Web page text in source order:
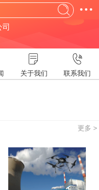
关于我们 联系我们
更多 >